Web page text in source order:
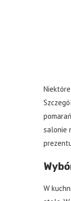
salonie
W